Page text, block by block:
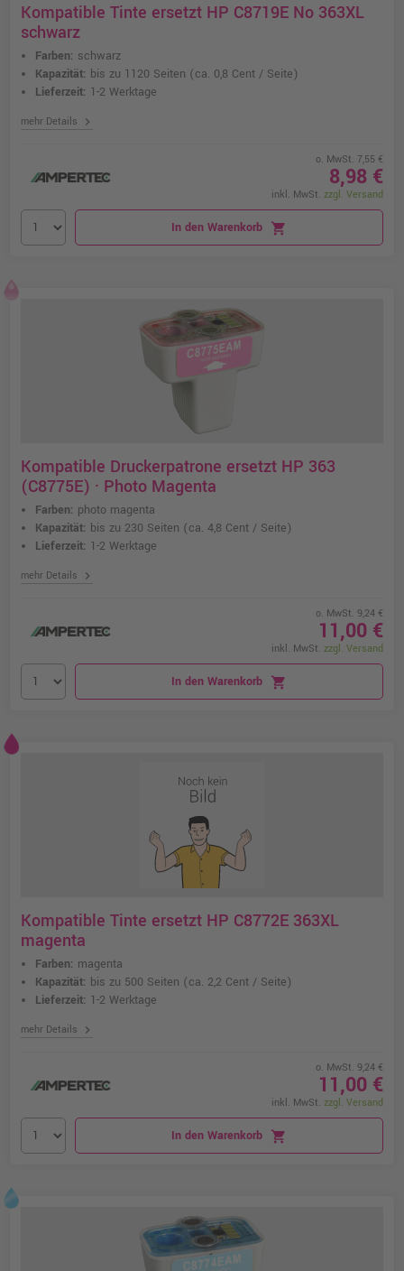
Kompatible Tinte ersetzt HP C8719E No 363XL
schwarz
Farben: schwarz
Kapazität: bis zu 1120 Seiten (ca. 0,8 Cent / Seite)
Lieferzeit: 1-2 Werktage
mehr Details chevron_right
o. MwSt. 7,55 €
8,98 €
inkl. MwSt. zzgl. Versand
In den Warenkorb shopping_cart
Kompatible Druckerpatrone ersetzt HP 363
(C8775E) · Photo Magenta
Farben: photo magenta
Kapazität: bis zu 230 Seiten (ca. 4,8 Cent / Seite)
Lieferzeit: 1-2 Werktage
mehr Details chevron_right
o. MwSt. 9,24 €
11,00 €
inkl. MwSt. zzgl. Versand
In den Warenkorb shopping_cart
Kompatible Tinte ersetzt HP C8772E 363XL
magenta
Farben: magenta
Kapazität: bis zu 500 Seiten (ca. 2,2 Cent / Seite)
Lieferzeit: 1-2 Werktage
mehr Details chevron_right
o. MwSt. 9,24 €
11,00 €
inkl. MwSt. zzgl. Versand
In den Warenkorb shopping_cart